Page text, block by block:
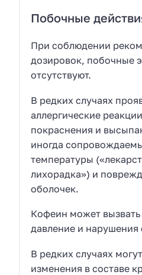
Побочные
При соблюдении
дозировок, побочные
отсутствуют.
В редких случаях
аллергические
покраснения и
иногда
температуры
лихорадка») и
оболочек.
Кофеин может
давление и нарушения
В редких случаях
изменения в составе